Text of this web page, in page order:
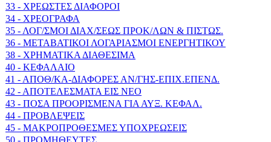
33 - ΧΡΕΩΣΤΕΣ ΔΙΑΦΟΡΟΙ
34 - ΧΡΕΟΓΡΑΦΑ
35 - ΛΟΓ/ΣΜΟΙ ΔΙΑΧ/ΣΕΩΣ ΠΡΟΚ/ΛΩΝ & ΠΙΣΤΩΣ.
36 - ΜΕΤΑΒΑΤΙΚΟΙ ΛΟΓΑΡΙΑΣΜΟΙ ΕΝΕΡΓΗΤΙΚΟΥ
38 - ΧΡΗΜΑΤΙΚΑ ΔΙΑΘΕΣΙΜΑ
40 - ΚΕΦΑΛΑΙΟ
41 - ΑΠΟΘ/ΚΑ-ΔΙΑΦΟΡΕΣ ΑΝ/ΓΗΣ-ΕΠΙΧ.ΕΠΕΝΔ.
42 - ΑΠΟΤΕΛΕΣΜΑΤΑ ΕΙΣ ΝΕΟ
43 - ΠΟΣΑ ΠΡΟΟΡΙΣΜΕΝΑ ΓΙΑ ΑΥΞ. ΚΕΦΑΛ.
44 - ΠΡΟΒΛΕΨΕΙΣ
45 - ΜΑΚΡΟΠΡΟΘΕΣΜΕΣ ΥΠΟΧΡΕΩΣΕΙΣ
50 - ΠΡΟΜΗΘΕΥΤΕΣ